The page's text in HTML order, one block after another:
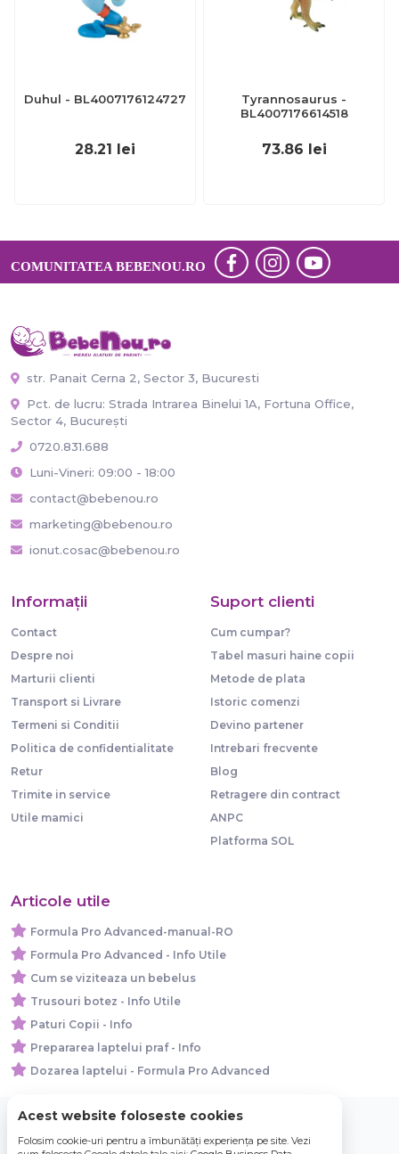
Duhul - BL4007176124727
28.21 lei
Tyrannosaurus -
BL4007176614518
73.86 lei
COMUNITATEA BEBENOU.RO
str. Panait Cerna 2, Sector 3, Bucuresti
Pct. de lucru: Strada Intrarea Binelui 1A, Fortuna Office,
Sector 4, București
0720.831.688
Luni-Vineri: 09:00 - 18:00
contact@bebenou.ro
marketing@bebenou.ro
ionut.cosac@bebenou.ro
Informaţii
Contact
Despre noi
Marturii clienti
Transport si Livrare
Termeni si Conditii
Politica de confidentialitate
Retur
Trimite in service
Utile mamici
Suport clienti
Cum cumpar?
Tabel masuri haine copii
Metode de plata
Istoric comenzi
Devino partener
Intrebari frecvente
Blog
Retragere din contract
ANPC
Platforma SOL
Articole utile
Formula Pro Advanced-manual-RO
Formula Pro Advanced - Info Utile
Cum se viziteaza un bebelus
Trusouri botez - Info Utile
Paturi Copii - Info
Prepararea laptelui praf - Info
Dozarea laptelui - Formula Pro Advanced
© 2026 Bebe Nou Online Store SRL
Acest website foloseste cookies
Folosim cookie-uri pentru a îmbunătăți experiența pe site. Vezi